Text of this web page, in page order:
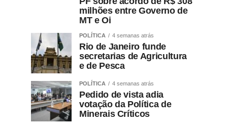
milhões entre Governo de
MT e Oi
POLÍTICA 4 semanas atrás
Rio de Janeiro funde
secretarias de Agricultura
e de Pesca
POLÍTICA 4 semanas atrás
Pedido de vista adia
votação da Política de
Minerais Críticos